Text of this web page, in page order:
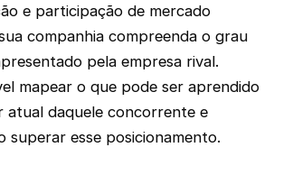
e participação de mercado
companhia compreenda o grau
pela empresa rival.
mapear o que pode ser aprendido
atual daquele concorrente e
superar esse posicionamento.